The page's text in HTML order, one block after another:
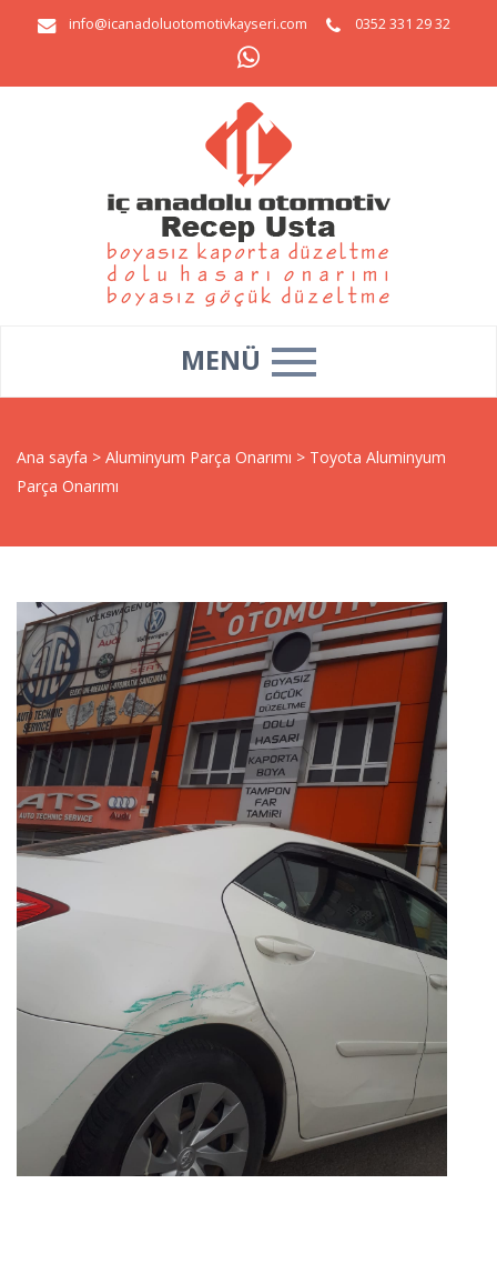
info@icanadoluotomotivkayseri.com 0352 331 29 32
MENÜ
Ana sayfa > Aluminyum Parça Onarımı > Toyota Aluminyum
Parça Onarımı